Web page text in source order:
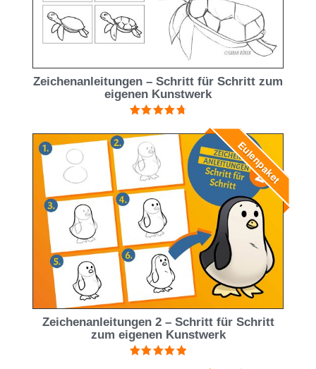
Zeichenanleitungen – Schritt für Schritt zum
eigenen Kunstwerk
4.83von 5 Eulenpaket
Zeichenanleitungen 2 – Schritt für Schritt
zum eigenen Kunstwerk